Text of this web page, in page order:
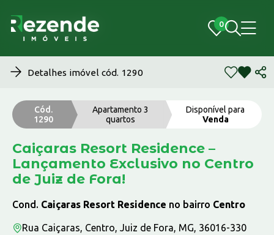
0
0
Detalhes imóvel cód. 1290
Cód.
1290
Apartamento 3
quartos
Disponível para
Venda
Caiçaras Resort Residence –
Lançamento Exclusivo no Centro
de Juiz de Fora!
Cond. Caiçaras Resort Residence no bairro Centro
Rua Caiçaras, Centro, Juiz de Fora, MG, 36016-330